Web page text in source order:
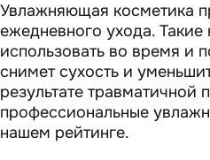
Увлажняющая косметика
ежедневного ухода.
использовать во время и
снимет сухость и
результате
профессиональные
нашем рейтинге.